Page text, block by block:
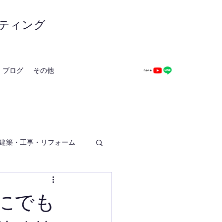
ィング
ブログ その他
築・工事・リフォーム
でも